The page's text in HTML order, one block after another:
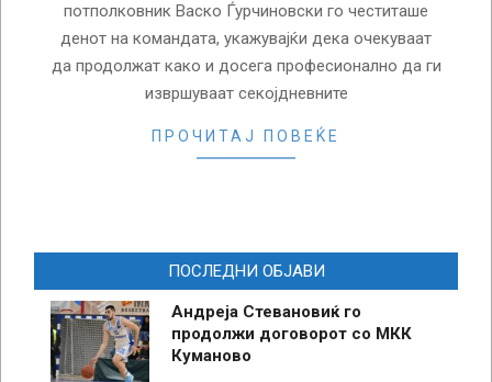
потполковник Васко Ѓурчиновски го честиташе
денот на командата, укажувајќи дека очекуваат
да продолжат како и досега професионално да ги
извршуваат секојдневните
ПРОЧИТАЈ ПОВЕЌЕ
ПОСЛЕДНИ ОБЈАВИ
Андреја Стевановиќ го
продолжи договорот со МКК
Куманово